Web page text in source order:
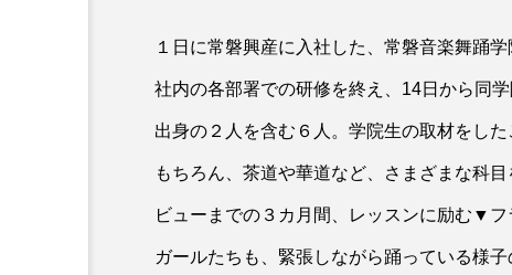
１日に常磐興産に入社した、常磐音楽舞踊
社内の各部署での研修を終え、14日から同
出身の２人を含む６人。学院生の取材をし
もちろん、茶道や華道など、さまざまな科
ビューまでの３カ月間、レッスンに励む▼
ガールたちも、緊張しながら踊っている様